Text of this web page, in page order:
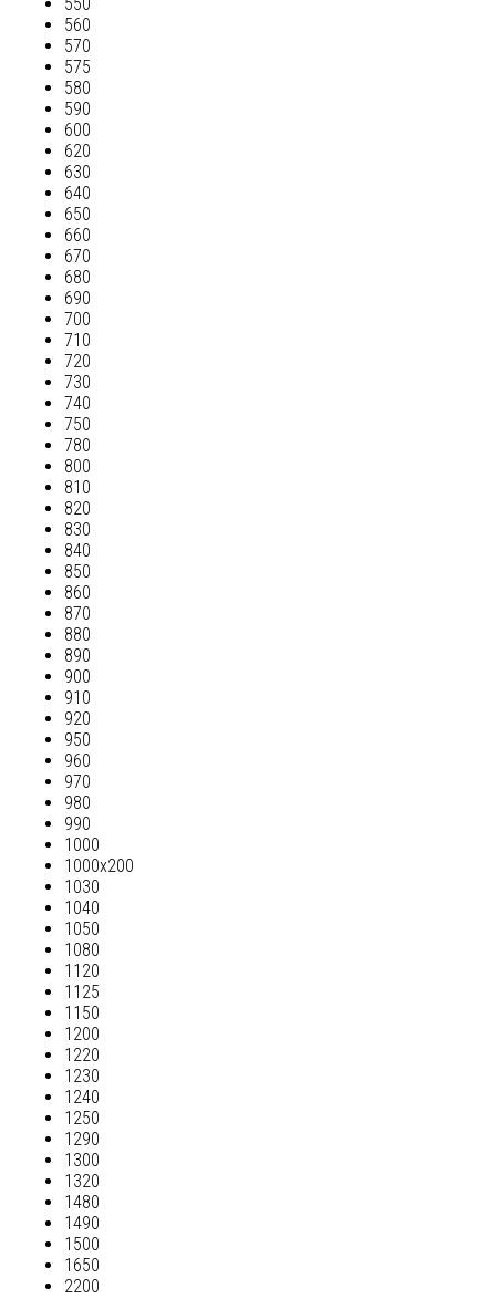
550
560
570
575
580
590
600
620
630
640
650
660
670
680
690
700
710
720
730
740
750
780
800
810
820
830
840
850
860
870
880
890
900
910
920
950
960
970
980
990
1000
1000х200
1030
1040
1050
1080
1120
1125
1150
1200
1220
1230
1240
1250
1290
1300
1320
1480
1490
1500
1650
2200